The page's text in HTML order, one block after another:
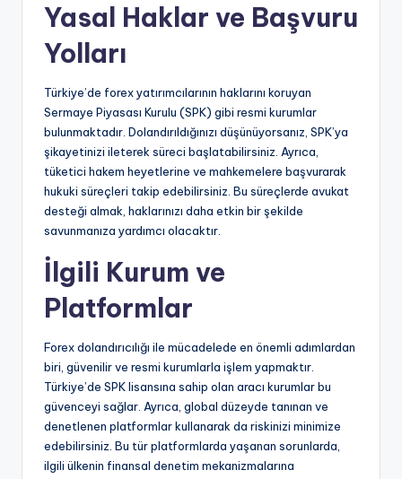
Yasal Haklar ve Başvuru
Yolları
Türkiye’de forex yatırımcılarının haklarını koruyan
Sermaye Piyasası Kurulu (SPK) gibi resmi kurumlar
bulunmaktadır. Dolandırıldığınızı düşünüyorsanız, SPK’ya
şikayetinizi ileterek süreci başlatabilirsiniz. Ayrıca,
tüketici hakem heyetlerine ve mahkemelere başvurarak
hukuki süreçleri takip edebilirsiniz. Bu süreçlerde avukat
desteği almak, haklarınızı daha etkin bir şekilde
savunmanıza yardımcı olacaktır.
İlgili Kurum ve
Platformlar
Forex dolandırıcılığı ile mücadelede en önemli adımlardan
biri, güvenilir ve resmi kurumlarla işlem yapmaktır.
Türkiye’de SPK lisansına sahip olan aracı kurumlar bu
güvenceyi sağlar. Ayrıca, global düzeyde tanınan ve
denetlenen platformlar kullanarak da riskinizi minimize
edebilirsiniz. Bu tür platformlarda yaşanan sorunlarda,
ilgili ülkenin finansal denetim mekanizmalarına